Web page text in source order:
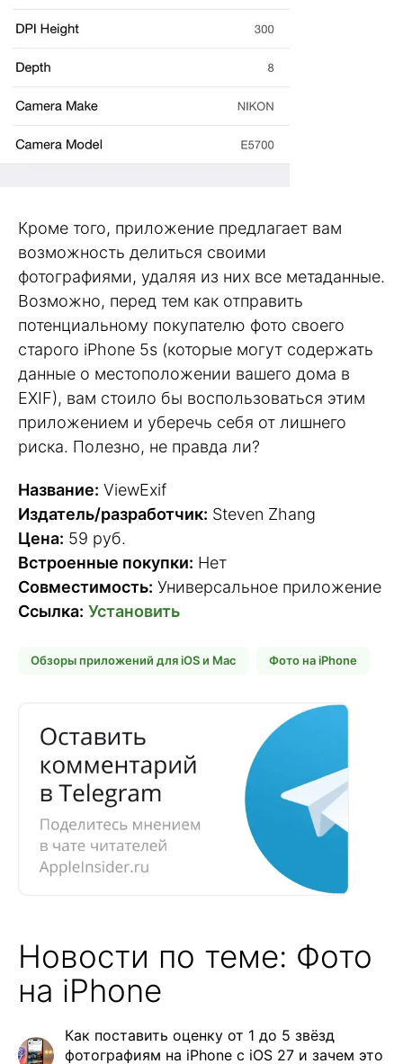
Кроме того, приложение предлагает вам
возможность делиться своими
фотографиями, удаляя из них все метаданные.
Возможно, перед тем как отправить
потенциальному покупателю фото своего
старого iPhone 5s (которые могут содержать
данные о местоположении вашего дома в
EXIF), вам стоило бы воспользоваться этим
приложением и уберечь себя от лишнего
риска. Полезно, не правда ли?
Название: ViewExif
Издатель/разработчик: Steven Zhang
Цена: 59 руб.
Встроенные покупки: Нет
Совместимость: Универсальное приложение
Ссылка: Установить
Обзоры приложений для iOS и Mac Фото на iPhone
Новости по теме: Фото
на iPhone
Как поставить оценку от 1 до 5 звёзд
фотографиям на iPhone с iOS 27 и зачем это